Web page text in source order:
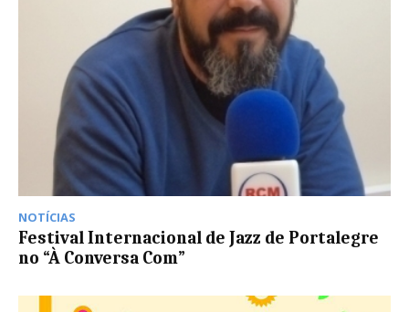
NOTÍCIAS
Festival Internacional de Jazz de Portalegre
no “À Conversa Com”